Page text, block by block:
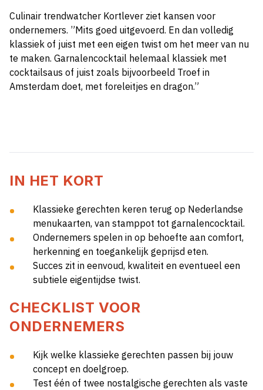
Culinair trendwatcher Kortlever ziet kansen voor
ondernemers. ”Mits goed uitgevoerd. En dan volledig
klassiek of juist met een eigen twist om het meer van nu
te maken. Garnalencocktail helemaal klassiek met
cocktailsaus of juist zoals bijvoorbeeld Troef in
Amsterdam doet, met foreleitjes en dragon.”
IN HET KORT
Klassieke gerechten keren terug op Nederlandse
menukaarten, van stamppot tot garnalencocktail.
Ondernemers spelen in op behoefte aan comfort,
herkenning en toegankelijk geprijsd eten.
Succes zit in eenvoud, kwaliteit en eventueel een
subtiele eigentijdse twist.
CHECKLIST VOOR
ONDERNEMERS
Kijk welke klassieke gerechten passen bij jouw
concept en doelgroep.
Test één of twee nostalgische gerechten als vaste